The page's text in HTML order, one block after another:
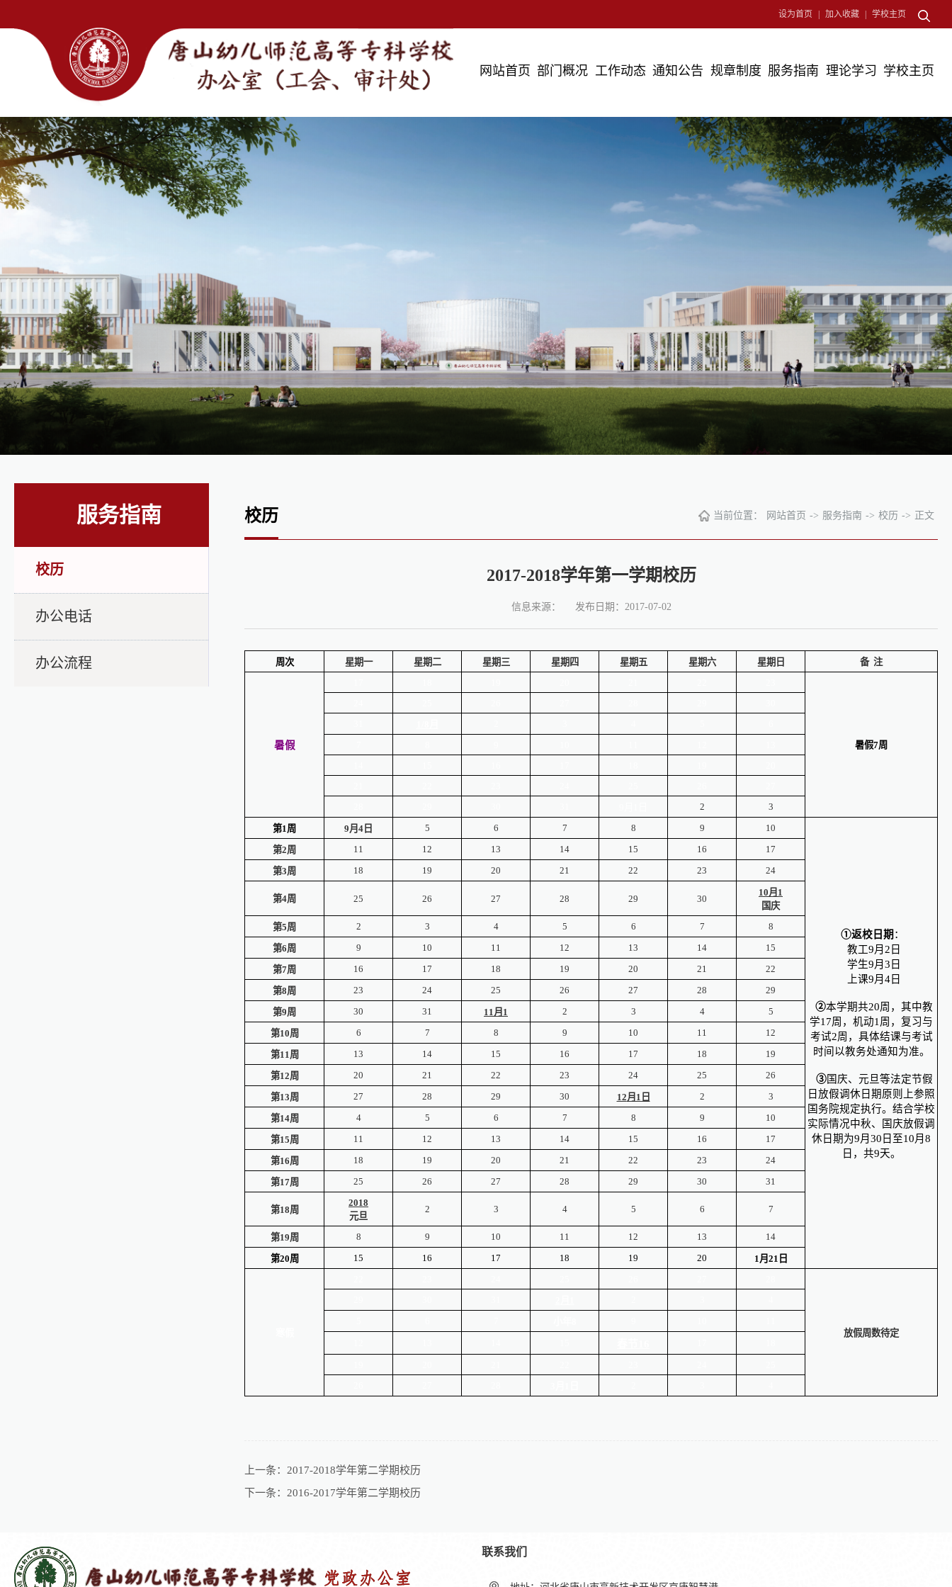
设为首页 加入收藏 学校主页
网站首页 部门概况 工作动态 通知公告 规章制度 服务指南 理论学习 学校主页
服务指南
校历
办公电话
办公流程
校历 当前位置： 网站首页 -> 服务指南 -> 校历 -> 正文
2017-2018学年第一学期校历
信息来源： 发布日期：2017-07-02
周次 星期一 星期二 星期三 星期四 星期五 星期六 星期日 备 注
暑假 暑假7周
2 3
第1周 9月4日 5 6 7 8 9 10
①返校日期 ：
教工9月2日
学生9月3日
上课9月4日
②本学期共20周，其中教
学17周，机动1周，复习与
考试2周，具体结课与考试
时间以教务处通知为准。
③国庆、元旦等法定节假
日放假调休日期原则上参照
国务院规定执行。结合学校
实际情况中秋、国庆放假调
休日期为9月30日至10月8
日，共9天。
第2周 11 12 13 14 15 16 17
第3周 18 19 20 21 22 23 24
第4周 25 26 27 28 29 30
10月1
国庆
第5周
2 3 4 5 6 7 8
第6周 9 10 11 12 13 14 15
第7周 16 17 18 19 20 21 22
第8周 23 24 25 26 27 28 29
第9周 30 31 11 月1 2 3 4 5
第10周 6 7 8 9 10 11 12
第11周 13 14 15 16 17 18 19
第12周 20 21 22 23 24 25 26
第13周 27 28 29 30 12月1日 2 3
第14周 4 5 6 7 8 9 10
第15周 11 12 13 14 15 16 17
第16周 18 19 20 21 22 23 24
第17周 25 26 27 28 29 30 31
第18周
2018
元旦
2 3 4 5 6 7
第19周 8 9 10 11 12 13 14
第20周 15 16 17 18 19 20 1 月21日
放假周数待定
上一条： 2017-2018学年第二学期校历
下一条： 2016-2017学年第二学期校历
联系我们